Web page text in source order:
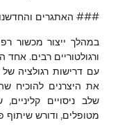
### האתגרים
במהלך ייצור מכשור
ורגולטוריים רבים.
את היצרנים להוכיח
שלב ניסויים
מטופלים, ודורש שיתוף